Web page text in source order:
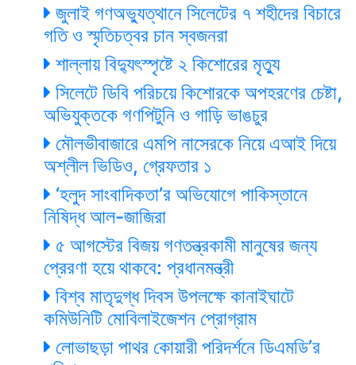
জুলাই গণঅভ্যুত্থানে সিলেটের ৭ শহীদের বিচারে
গতি ও স্মৃতিচত্বর চান স্বজনরা
শাল্লায় বিদ্যুৎস্পৃষ্টে ২ কিশোরের মৃত্যু
সিলেটে ডিবি পরিচয়ে কিশোরকে অপহরণের চেষ্টা,
অভিযুক্তকে গণপিটুনি ও গাড়ি ভাঙচুর
মৌলভীবাজারে এমপি নাসেরকে নিয়ে এআই দিয়ে
অশ্লীল ভিডিও, গ্রেফতার ১
‘হলুদ সাংবাদিকতা’র অভিযোগে পাকিস্তানে
নিষিদ্ধ আল-জাজিরা
৫ আগস্টের বিজয় গণতন্ত্রকামী মানুষের জন্য
প্রেরণা হয়ে থাকবে: প্রধানমন্ত্রী
বিশ্ব মাতৃদুগ্ধ দিবস উপলক্ষে কানাইঘাটে
কমিউনিটি মোবিলাইজেশন প্রোগ্রাম
লোভাছড়া পাথর কোয়ারী পরিদর্শনে ডিএমডি’র